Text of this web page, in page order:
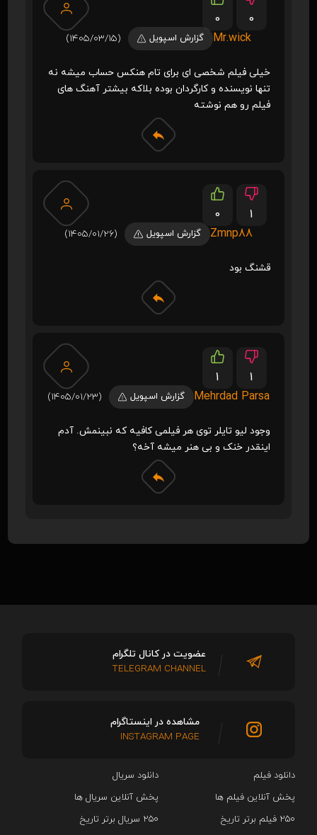
0
0
Mr.wick
گزارش اسپویل (1405/03/15)
خیلی فیلم شخصی ای برای تام هنکس حساب میشه نه
تنها نویسنده و کارگردان بوده بلاکه بیشتر آهنگ های
فیلم رو هم نوشته
0
1
Zmnp88
گزارش اسپویل (1405/01/26)
قشنگ بود
1
1
Mehrdad Parsa
گزارش اسپویل (1405/01/23)
وجود لیو تایلر توی هر فیلمی کافیه که نبینمش. آدم
اینقدر خنک و بی هنر میشه آخه؟
دانلود فیلم
دانلود سریال‌
پخش آنلاین فیلم ها
پخش آنلاین سریال ها
۲۵۰ فیلم برتر تاریخ
۲۵۰ سریال برتر تاریخ
عضویت در کانال تلگرام
TELEGRAM CHANNEL
مشاهده در اینستاگرام
INSTAGRAM PAGE